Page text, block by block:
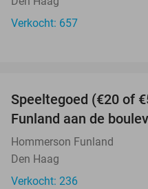
Verkocht: 657
Speeltegoed (€20 of
Funland aan de
Hommerson Funland
Den Haag
Verkocht: 236